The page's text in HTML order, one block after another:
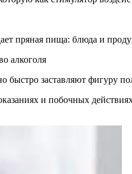
пряная пища: блюда и
алкоголя
быстро заставляют фигуру
и побочных